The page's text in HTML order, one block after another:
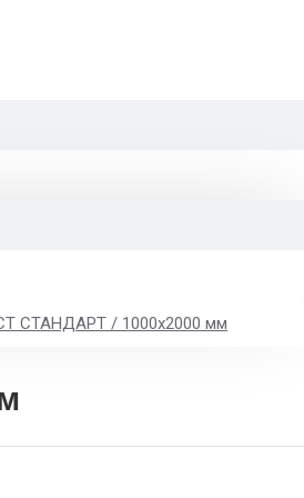
СТАНДАРТ / 1000x2000 мм